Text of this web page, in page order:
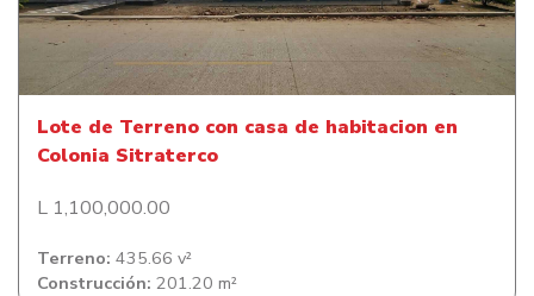
Sitraterco
Lote de Terreno con casa de habitacion en
Colonia Sitraterco
L 1,100,000.00
Terreno: 435.66 v²
Construcción: 201.20 m²